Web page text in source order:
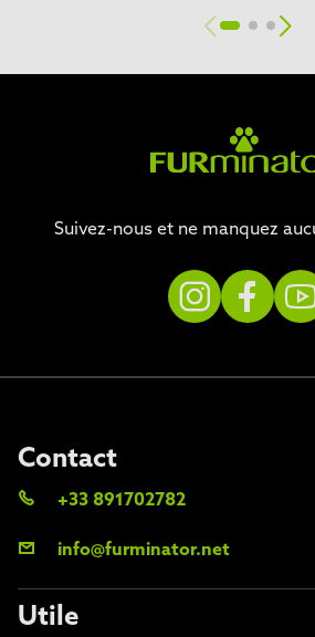
Suivez-nous et ne manquez
Utile
Contact
+33 891702782
info@furminator.net